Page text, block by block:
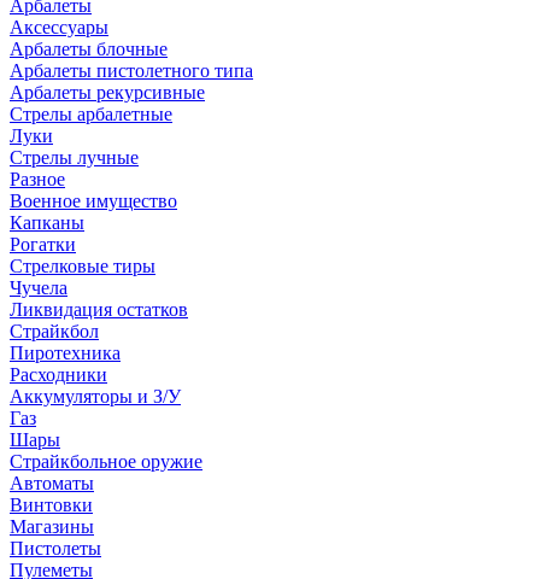
Арбалеты
Аксессуары
Арбалеты блочные
Арбалеты пистолетного типа
Арбалеты рекурсивные
Стрелы арбалетные
Луки
Стрелы лучные
Разное
Военное имущество
Капканы
Рогатки
Стрелковые тиры
Чучела
Ликвидация остатков
Страйкбол
Пиротехника
Расходники
Аккумуляторы и З/У
Газ
Шары
Страйкбольное оружие
Автоматы
Винтовки
Магазины
Пистолеты
Пулеметы